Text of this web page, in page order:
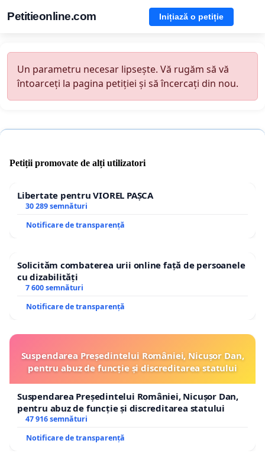
Petitieonline.com Inițiază o petiție
Un parametru necesar lipsește. Vă rugăm să vă
întoarceți la pagina petiției și să încercați din nou.
Petiții promovate de alți utilizatori
Libertate pentru VIOREL PAȘCA
30 289 semnături
Notificare de transparență
Solicităm combaterea urii online față de persoanele
cu dizabilități
7 600 semnături
Notificare de transparență
Suspendarea Președintelui României, Nicușor Dan,
pentru abuz de funcție și discreditarea statului
Suspendarea Președintelui României, Nicușor Dan,
pentru abuz de funcție și discreditarea statului
47 916 semnături
Notificare de transparență